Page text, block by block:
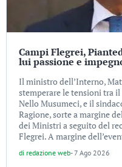
Campi Flegrei,
lui passione e
Il ministro dell’Interno,
stemperare le tensioni tra
Nello Musumeci, e il
Ragione, sorte a margine
dei Ministri a seguito del
Flegrei. A margine
di redazione web-7 Ago 2026